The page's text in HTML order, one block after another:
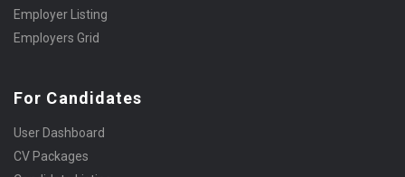
Employer Listing
Employers Grid
For Candidates
User Dashboard
CV Packages